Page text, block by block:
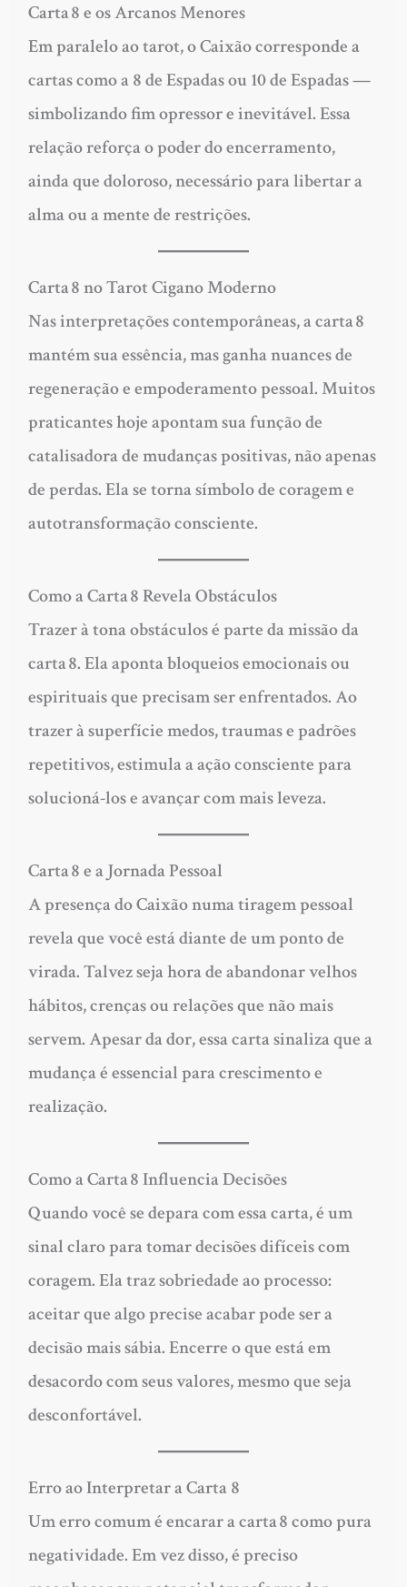
Carta 8 e os Arcanos Menores
Em paralelo ao tarot, o Caixão corresponde a
cartas como a 8 de Espadasou 10 de Espadas—
simbolizando fim opressor e inevitável. Essa
relação reforça o poder do encerramento,
ainda que doloroso, necessário para libertar a
alma ou a mente de restrições.
Carta 8 no Tarot Cigano Moderno
Nas interpretações contemporâneas, a carta 8
mantém sua essência, mas ganha nuances de
regeneração e empoderamento pessoal. Muitos
praticantes hoje apontam sua função de
catalisadora de mudanças positivas, não apenas
de perdas. Ela se torna símbolo de coragem e
autotransformação consciente.
Como a Carta 8 Revela Obstáculos
Trazer à tona obstáculos é parte da missão da
carta 8. Ela aponta bloqueios emocionais ou
espirituais que precisam ser enfrentados. Ao
trazer à superfície medos, traumas e padrões
repetitivos, estimula a ação consciente para
solucioná-los e avançar com mais leveza.
Carta 8 e a Jornada Pessoal
A presença do Caixão numa tiragem pessoal
revela que você está diante de um ponto de
virada. Talvez seja hora de abandonar velhos
hábitos, crenças ou relações que não mais
servem. Apesar da dor, essa carta sinaliza que a
mudança é essencial para crescimento e
realização.
Como a Carta 8 Influencia Decisões
Quando você se depara com essa carta, é um
sinal claro para tomar decisões difíceis com
coragem. Ela traz sobriedade ao processo:
aceitar que algo precise acabar pode ser a
decisão mais sábia. Encerre o que está em
desacordo com seus valores, mesmo que seja
desconfortável.
Erro ao Interpretar a Carta 8
Um erro comum é encarar a carta 8 como pura
negatividade. Em vez disso, é preciso